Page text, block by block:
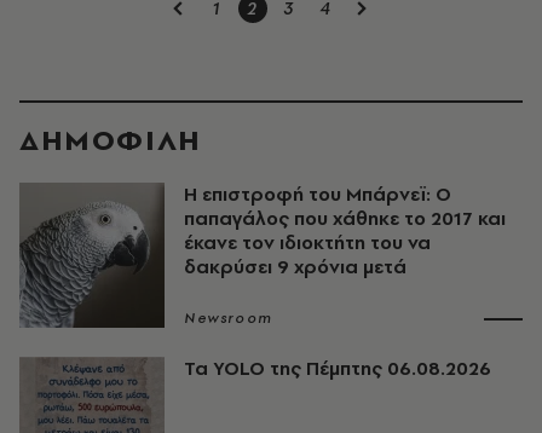
1 2 3 4
ΔΗΜΟΦΙΛΗ
Η επιστροφή του Μπάρνεϊ: Ο
παπαγάλος που χάθηκε το 2017 και
έκανε τον ιδιοκτήτη του να
δακρύσει 9 χρόνια μετά
Newsroom
Τα YOLO της Πέμπτης 06.08.2026